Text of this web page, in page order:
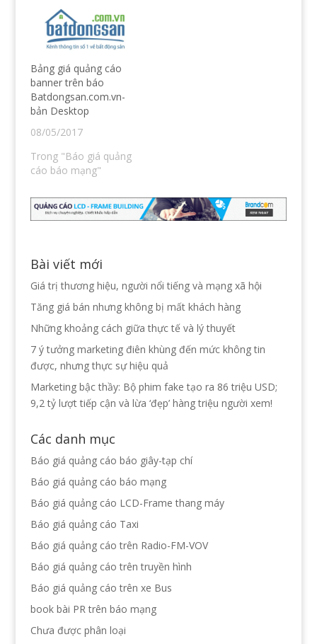
n
n
e
w
w
n
d
o
w
)
w
i
n
d
w
)
n
d
o
w
)
Bảng giá quảng cáo
banner trên báo
Batdongsan.com.vn-
bản Desktop
08/05/2017
Trong "Báo giá quảng
cáo báo mạng"
Bài viết mới
Giá trị thương hiệu, người nổi tiếng và mạng xã hội
Tăng giá bán nhưng không bị mất khách hàng
Những khoảng cách giữa thực tế và lý thuyết
7 ý tưởng marketing điên khùng đến mức không tin
được, nhưng thực sự hiệu quả
Marketing bậc thầy: Bộ phim fake tạo ra 86 triệu USD;
9,2 tỷ lượt tiếp cận và lừa ‘đẹp’ hàng triệu người xem!
Các danh mục
Báo giá quảng cáo báo giây-tạp chí
Báo giá quảng cáo báo mạng
Báo giá quảng cáo LCD-Frame thang máy
Báo giá quảng cáo Taxi
Báo giá quảng cáo trên Radio-FM-VOV
Báo giá quảng cáo trên truyền hình
Báo giá quảng cáo trên xe Bus
book bài PR trên báo mạng
Chưa được phân loại